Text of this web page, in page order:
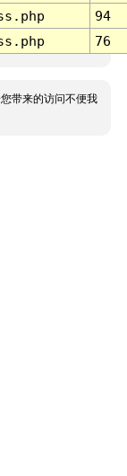
94
76
带来的访问不便我